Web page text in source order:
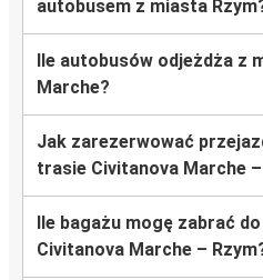
autobusem z miasta
Ile autobusów odjeżdża z
Marche?
Jak zarezerwować
trasie Civitanova Marche –
Ile bagażu mogę zabrać
Civitanova Marche –